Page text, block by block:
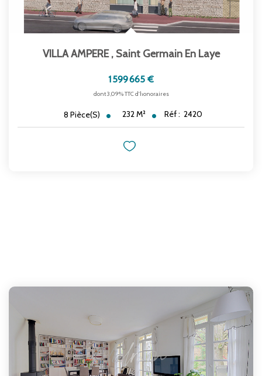
VILLA AMPERE , Saint Germain En Laye
1 599 665 €
dont 3,09% TTC d'honoraires
8 Pièce(s) 232M² Réf : 2420